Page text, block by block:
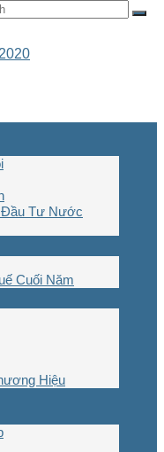
Đầu Tư Nước
Cuối Năm
Hiệu